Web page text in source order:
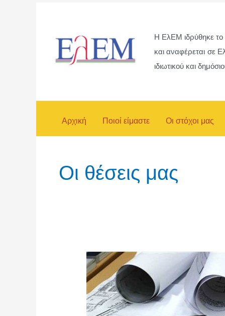
H ΕλΕΜ ιδρύθηκε
και αναφέρεται σε
ιδιωτικού και
Αρχική Ποιοί είμαστε Οι στόχοι μας
Οι θέσεις μας